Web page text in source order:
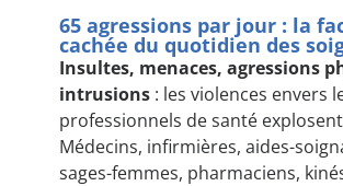
65 agressions par jour : la
cachée du quotidien des
Insultes, menaces, agressions
intrusions : les violences envers
professionnels de santé
Médecins, infirmières, aides-
sages-femmes, pharmaciens,